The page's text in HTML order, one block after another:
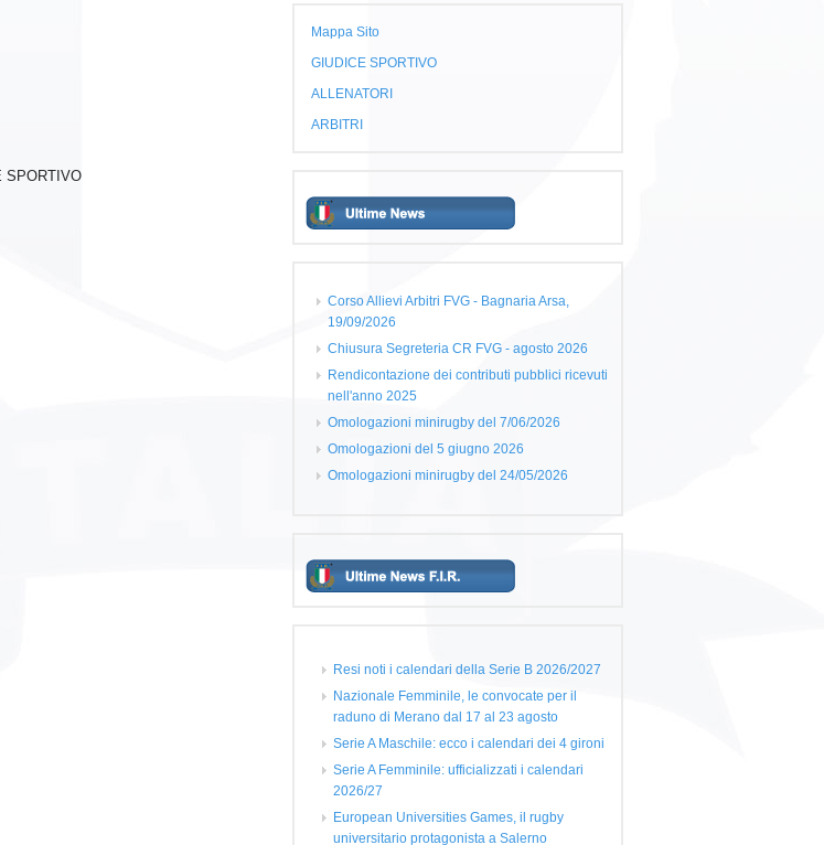
SPORTIVO
Mappa Sito
GIUDICE SPORTIVO
ALLENATORI
ARBITRI
Corso Allievi Arbitri FVG - Bagnaria Arsa,
19/09/2026
Chiusura Segreteria CR FVG - agosto 2026
Rendicontazione dei contributi pubblici ricevuti
nell'anno 2025
Omologazioni minirugby del 7/06/2026
Omologazioni del 5 giugno 2026
Omologazioni minirugby del 24/05/2026
Resi noti i calendari della Serie B 2026/2027
Nazionale Femminile, le convocate per il
raduno di Merano dal 17 al 23 agosto
Serie A Maschile: ecco i calendari dei 4 gironi
Serie A Femminile: ufficializzati i calendari
2026/27
European Universities Games, il rugby
universitario protagonista a Salerno